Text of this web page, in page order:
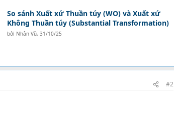
So sánh Xuất xứ Thuần túy (WO) và Xuất xứ
Không Thuần túy (Substantial Transformation)
bởi Nhân Vũ, 31/10/25
#2